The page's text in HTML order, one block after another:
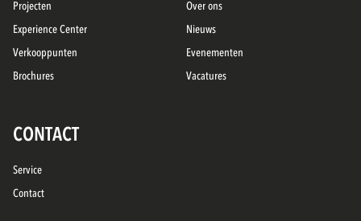
Projecten
Experience Center
Verkooppunten
Brochures
Over ons
Nieuws
Evenementen
Vacatures
CONTACT
Service
Contact